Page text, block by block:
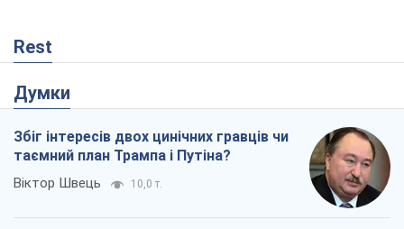
Rest
Думки
Збіг інтересів двох цинічних гравців чи
таємний план Трампа і Путіна?
Віктор Швець 10,0 т.